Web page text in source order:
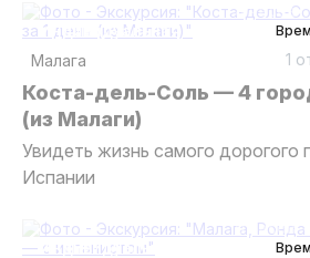
8 часов
индивидуальная
Малага
1
Коста-дель-Соль — 4
(из Малаги)
Увидеть жизнь самого дорогого
Испании
10 часов
индивидуальная